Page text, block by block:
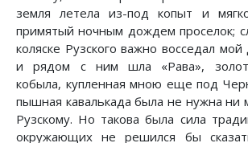
земля летела из-под копыт и
примятый ночным дождем проселок;
коляске Рузского важно восседал
и рядом с ним шла «Рава»,
кобыла, купленная мною еще под
пышная кавалькада была не нужна ни
Рузскому. Но такова была сила
окружающих не решился бы